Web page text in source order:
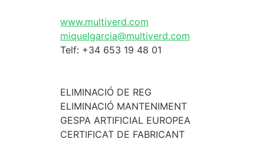
www.multiverd.com
miquelgarcia@multiverd.com
Telf: +34 653 19 48 01
ELIMINACIÓ DE REG
ELIMINACIÓ MANTENIMENT
GESPA ARTIFICIAL EUROPEA
CERTIFICAT DE FABRICANT